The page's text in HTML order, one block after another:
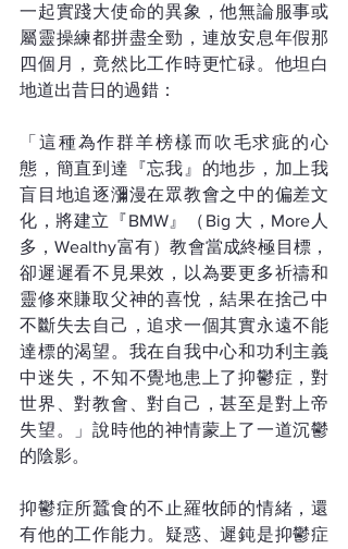
一起實踐大使命的異象，他無論服事或
屬靈操練都拼盡全勁，連放安息年假那
四個月，竟然比工作時更忙碌。他坦白
地道出昔日的過錯：
「這種為作群羊榜樣而吹毛求疵的心
態，簡直到達『忘我』的地步，加上我
盲目地追逐瀰漫在眾教會之中的偏差文
化，將建立『BMW』（Big 大，More人
多，Wealthy富有）教會當成終極目標，
卻遲遲看不見果效，以為要更多祈禱和
靈修來賺取父神的喜悅，結果在捨己中
不斷失去自己，追求一個其實永遠不能
達標的渴望。我在自我中心和功利主義
中迷失，不知不覺地患上了抑鬱症，對
世界、對教會、對自己，甚至是對上帝
失望。」說時他的神情蒙上了一道沉鬱
的陰影。
抑鬱症所蠶食的不止羅牧師的情緒，還
有他的工作能力。疑惑、遲鈍是抑鬱症